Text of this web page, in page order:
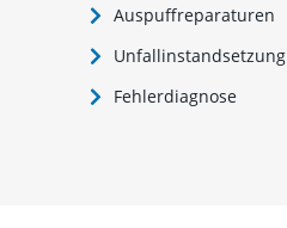
Auspuffreparaturen
Unfallinstandsetzung
Fehlerdiagnose